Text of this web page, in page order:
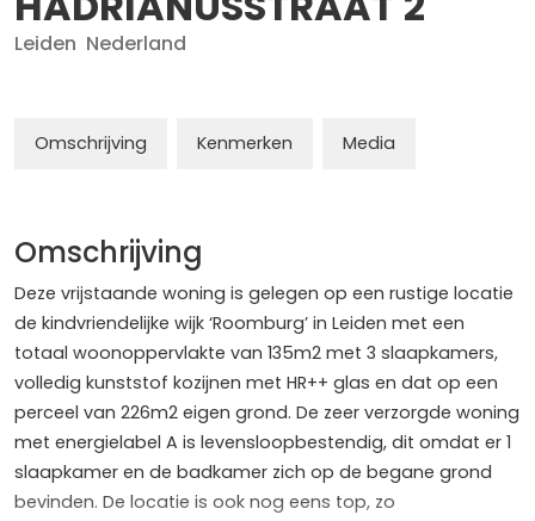
Leiden Nederland
Omschrijving Kenmerken Media
Omschrijving
Deze vrijstaande woning is gelegen op een rustige locatie
de kindvriendelijke wijk ‘Roomburg’ in Leiden met een
totaal woonoppervlakte van 135m2 met 3 slaapkamers,
volledig kunststof kozijnen met HR++ glas en dat op een
perceel van 226m2 eigen grond. De zeer verzorgde woning
met energielabel A is levensloopbestendig, dit omdat er 1
slaapkamer en de badkamer zich op de begane grond
bevinden. De locatie is ook nog eens top, zo